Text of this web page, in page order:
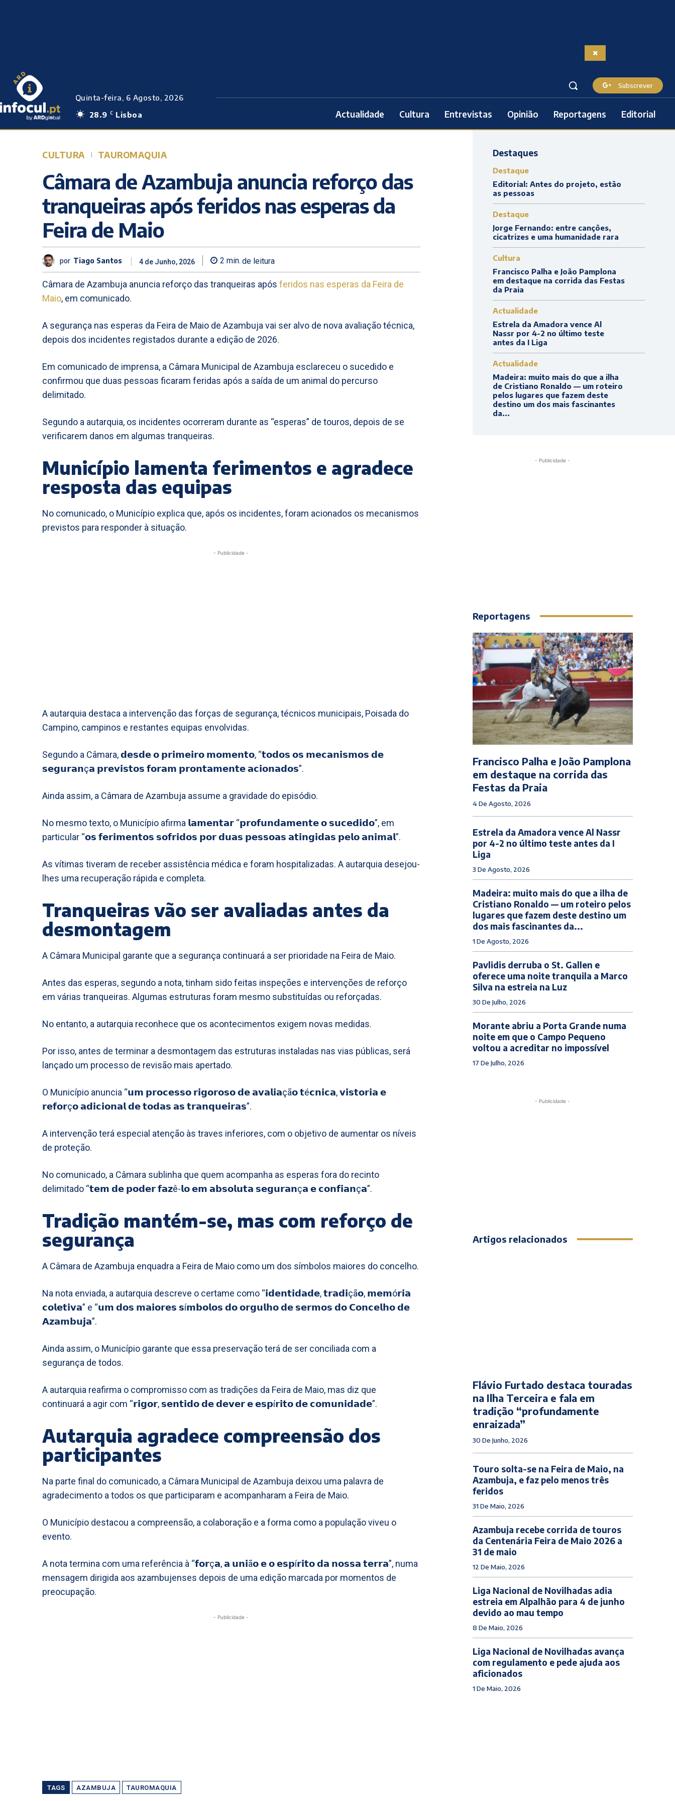
Quinta-feira, 6 Agosto, 2026
28.9 C Lisboa
Subscrever
Actualidade Cultura Entrevistas Opinião Reportagens Editorial
CULTURA TAUROMAQUIA
Câmara de Azambuja anuncia reforço das
tranqueiras após feridos nas esperas da
Feira de Maio
por Tiago Santos 4 de Junho, 2026 2 min. de leitura
Câmara de Azambuja anuncia reforço das tranqueiras após feridos nas esperas da Feira de
Maio, em comunicado.
A segurança nas esperas da Feira de Maio de Azambuja vai ser alvo de nova avaliação técnica,
depois dos incidentes registados durante a edição de 2026.
Em comunicado de imprensa, a Câmara Municipal de Azambuja esclareceu o sucedido e
confirmou que duas pessoas ficaram feridas após a saída de um animal do percurso
delimitado.
Segundo a autarquia, os incidentes ocorreram durante as “esperas” de touros, depois de se
verificarem danos em algumas tranqueiras.
Município lamenta ferimentos e agradece
resposta das equipas
No comunicado, o Município explica que, após os incidentes, foram acionados os mecanismos
previstos para responder à situação.
- Publicidade -
A autarquia destaca a intervenção das forças de segurança, técnicos municipais, Poisada do
Campino, campinos e restantes equipas envolvidas.
Segundo a Câmara, 𝗱𝗲𝘀𝗱𝗲 𝗼 𝗽𝗿𝗶𝗺𝗲𝗶𝗿𝗼 𝗺𝗼𝗺𝗲𝗻𝘁𝗼, “𝘁𝗼𝗱𝗼𝘀 𝗼𝘀 𝗺𝗲𝗰𝗮𝗻𝗶𝘀𝗺𝗼𝘀 𝗱𝗲
𝘀𝗲𝗴𝘂𝗿𝗮𝗻ç𝗮 𝗽𝗿𝗲𝘃𝗶𝘀𝘁𝗼𝘀 𝗳𝗼𝗿𝗮𝗺 𝗽𝗿𝗼𝗻𝘁𝗮𝗺𝗲𝗻𝘁𝗲 𝗮𝗰𝗶𝗼𝗻𝗮𝗱𝗼𝘀”.
Ainda assim, a Câmara de Azambuja assume a gravidade do episódio.
No mesmo texto, o Município afirma 𝗹𝗮𝗺𝗲𝗻𝘁𝗮𝗿 “𝗽𝗿𝗼𝗳𝘂𝗻𝗱𝗮𝗺𝗲𝗻𝘁𝗲 𝗼 𝘀𝘂𝗰𝗲𝗱𝗶𝗱𝗼”, em
particular “𝗼𝘀 𝗳𝗲𝗿𝗶𝗺𝗲𝗻𝘁𝗼𝘀 𝘀𝗼𝗳𝗿𝗶𝗱𝗼𝘀 𝗽𝗼𝗿 𝗱𝘂𝗮𝘀 𝗽𝗲𝘀𝘀𝗼𝗮𝘀 𝗮𝘁𝗶𝗻𝗴𝗶𝗱𝗮𝘀 𝗽𝗲𝗹𝗼 𝗮𝗻𝗶𝗺𝗮𝗹”.
As vítimas tiveram de receber assistência médica e foram hospitalizadas. A autarquia desejou-
lhes uma recuperação rápida e completa.
Tranqueiras vão ser avaliadas antes da
desmontagem
A Câmara Municipal garante que a segurança continuará a ser prioridade na Feira de Maio.
Antes das esperas, segundo a nota, tinham sido feitas inspeções e intervenções de reforço
em várias tranqueiras. Algumas estruturas foram mesmo substituídas ou reforçadas.
No entanto, a autarquia reconhece que os acontecimentos exigem novas medidas.
Por isso, antes de terminar a desmontagem das estruturas instaladas nas vias públicas, será
lançado um processo de revisão mais apertado.
O Município anuncia “𝘂𝗺 𝗽𝗿𝗼𝗰𝗲𝘀𝘀𝗼 𝗿𝗶𝗴𝗼𝗿𝗼𝘀𝗼 𝗱𝗲 𝗮𝘃𝗮𝗹𝗶𝗮çã𝗼 𝘁é𝗰𝗻𝗶𝗰𝗮, 𝘃𝗶𝘀𝘁𝗼𝗿𝗶𝗮 𝗲
𝗿𝗲𝗳𝗼𝗿ç𝗼 𝗮𝗱𝗶𝗰𝗶𝗼𝗻𝗮𝗹 𝗱𝗲 𝘁𝗼𝗱𝗮𝘀 𝗮𝘀 𝘁𝗿𝗮𝗻𝗾𝘂𝗲𝗶𝗿𝗮𝘀”.
A intervenção terá especial atenção às traves inferiores, com o objetivo de aumentar os níveis
de proteção.
No comunicado, a Câmara sublinha que quem acompanha as esperas fora do recinto
delimitado “𝘁𝗲𝗺 𝗱𝗲 𝗽𝗼𝗱𝗲𝗿 𝗳𝗮𝘇ê-𝗹𝗼 𝗲𝗺 𝗮𝗯𝘀𝗼𝗹𝘂𝘁𝗮 𝘀𝗲𝗴𝘂𝗿𝗮𝗻ç𝗮 𝗲 𝗰𝗼𝗻𝗳𝗶𝗮𝗻ç𝗮”.
Tradição mantém-se, mas com reforço de
segurança
A Câmara de Azambuja enquadra a Feira de Maio como um dos símbolos maiores do concelho.
Na nota enviada, a autarquia descreve o certame como “𝗶𝗱𝗲𝗻𝘁𝗶𝗱𝗮𝗱𝗲, 𝘁𝗿𝗮𝗱𝗶çã𝗼, 𝗺𝗲𝗺ó𝗿𝗶𝗮
𝗰𝗼𝗹𝗲𝘁𝗶𝘃𝗮” e “𝘂𝗺 𝗱𝗼𝘀 𝗺𝗮𝗶𝗼𝗿𝗲𝘀 𝘀í𝗺𝗯𝗼𝗹𝗼𝘀 𝗱𝗼 𝗼𝗿𝗴𝘂𝗹𝗵𝗼 𝗱𝗲 𝘀𝗲𝗿𝗺𝗼𝘀 𝗱𝗼 𝗖𝗼𝗻𝗰𝗲𝗹𝗵𝗼 𝗱𝗲
𝗔𝘇𝗮𝗺𝗯𝘂𝗷𝗮”.
Ainda assim, o Município garante que essa preservação terá de ser conciliada com a
segurança de todos.
A autarquia reafirma o compromisso com as tradições da Feira de Maio, mas diz que
continuará a agir com “𝗿𝗶𝗴𝗼𝗿, 𝘀𝗲𝗻𝘁𝗶𝗱𝗼 𝗱𝗲 𝗱𝗲𝘃𝗲𝗿 𝗲 𝗲𝘀𝗽í𝗿𝗶𝘁𝗼 𝗱𝗲 𝗰𝗼𝗺𝘂𝗻𝗶𝗱𝗮𝗱𝗲”.
Autarquia agradece compreensão dos
participantes
Na parte final do comunicado, a Câmara Municipal de Azambuja deixou uma palavra de
agradecimento a todos os que participaram e acompanharam a Feira de Maio.
O Município destacou a compreensão, a colaboração e a forma como a população viveu o
evento.
A nota termina com uma referência à “𝗳𝗼𝗿ç𝗮, 𝗮 𝘂𝗻𝗶ã𝗼 𝗲 𝗼 𝗲𝘀𝗽í𝗿𝗶𝘁𝗼 𝗱𝗮 𝗻𝗼𝘀𝘀𝗮 𝘁𝗲𝗿𝗿𝗮”, numa
mensagem dirigida aos azambujenses depois de uma edição marcada por momentos de
preocupação.
- Publicidade -
TAGS AZAMBUJA TAUROMAQUIA
Destaques
Destaque
Editorial: Antes do projeto, estão
as pessoas
Destaque
Jorge Fernando: entre canções,
cicatrizes e uma humanidade rara
Cultura
Francisco Palha e João Pamplona
em destaque na corrida das Festas
da Praia
Actualidade
Estrela da Amadora vence Al
Nassr por 4-2 no último teste
antes da I Liga
Actualidade
Madeira: muito mais do que a ilha
de Cristiano Ronaldo — um roteiro
pelos lugares que fazem deste
destino um dos mais fascinantes
da...
- Publicidade -
Reportagens
Francisco Palha e João Pamplona
em destaque na corrida das
Festas da Praia
4 De Agosto, 2026
Estrela da Amadora vence Al Nassr
por 4-2 no último teste antes da I
Liga
3 De Agosto, 2026
Madeira: muito mais do que a ilha de
Cristiano Ronaldo — um roteiro pelos
lugares que fazem deste destino um
dos mais fascinantes da...
1 De Agosto, 2026
Pavlidis derruba o St. Gallen e
oferece uma noite tranquila a Marco
Silva na estreia na Luz
30 De Julho, 2026
Morante abriu a Porta Grande numa
noite em que o Campo Pequeno
voltou a acreditar no impossível
17 De Julho, 2026
- Publicidade -
Artigos relacionados
Flávio Furtado destaca touradas
na Ilha Terceira e fala em
tradição “profundamente
enraizada”
30 De Junho, 2026
Touro solta-se na Feira de Maio, na
Azambuja, e faz pelo menos três
feridos
31 De Maio, 2026
Azambuja recebe corrida de touros
da Centenária Feira de Maio 2026 a
31 de maio
12 De Maio, 2026
Liga Nacional de Novilhadas adia
estreia em Alpalhão para 4 de junho
devido ao mau tempo
8 De Maio, 2026
Liga Nacional de Novilhadas avança
com regulamento e pede ajuda aos
aficionados
1 De Maio, 2026